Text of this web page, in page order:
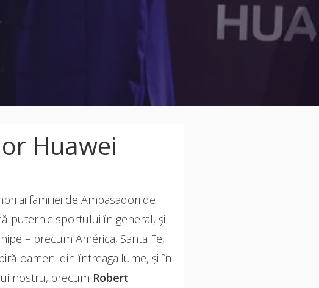
Huawei
ai familiei de Ambasadori de
puternic sportului în general, și
– precum América, Santa Fe,
oameni din întreaga lume, și în
nostru, precum Robert